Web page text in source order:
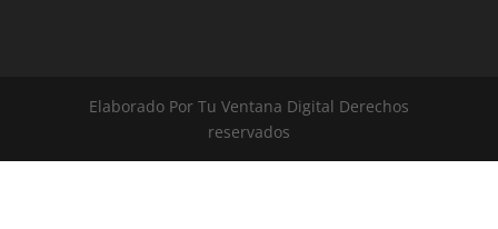
Elaborado Por Tu Ventana Digital Derechos
reservados